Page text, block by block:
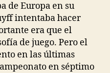
de Europa en su
intentaba hacer
era que el
de juego. Pero el
en las últimas
en séptimo